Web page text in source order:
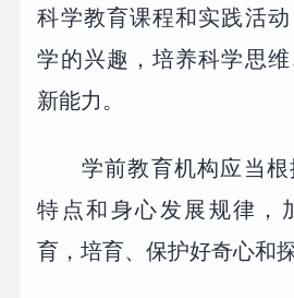
科学教育课程和实践活
学的兴趣，培养科学思
新能力。
学前教育机构应当
特点和身心发展规律，
育，培育、保护好奇心和